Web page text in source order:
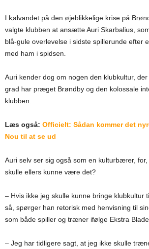
I kølvandet på den øjeblikkelige krise på
valgte klubben at ansætte Auri Skarbalius,
blå-gule overlevelse i sidste spillerunde efter
med ham i spidsen.
Auri kender dog om nogen den klubkultur,
grad har præget Brøndby og den kolossale
klubben.
Læs også: Officielt: Sådan kommer det
Nou til at se ud
Auri selv ser sig også som en kulturbærer,
skulle ellers kunne være det?
– Hvis ikke jeg skulle kunne bringe klubkultur
så, spørger han retorisk med henvisning til
som både spiller og træner ifølge Ekstra
– Jeg har tidligere sagt, at jeg ikke skulle